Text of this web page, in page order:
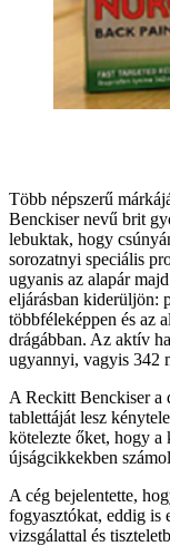
Több népszerű
Benckiser nevű brit
lebuktak, hogy
sorozatnyi speciális
ugyanis az alapár
eljárásban kiderüljön:
többféleképpen és az
drágábban. Az aktív
ugyannyi, vagyis 342
A Reckitt Benckiser a
tablettáját lesz
kötelezte őket, hogy a
újságcikkekben
A cég bejelentette,
fogyasztókat, eddig is
vizsgálattal és